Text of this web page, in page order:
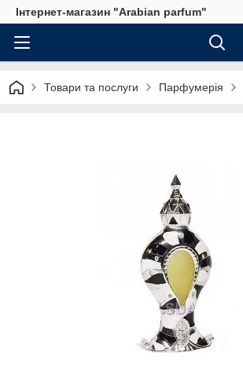
Інтернет-магазин "Arabian parfum"
Товари та послуги Парфумерія